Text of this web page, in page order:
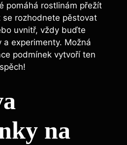
pomáhá rostlinám přežít
se rozhodnete pěstovat
uvnitř, vždy buďte
a experimenty. Možná
podmínek vytvoří ten
na